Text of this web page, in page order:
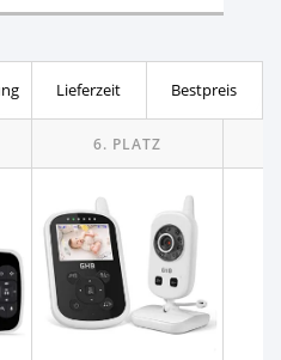
Test
Test Lerntürme
Lieferzeit Bestpreis